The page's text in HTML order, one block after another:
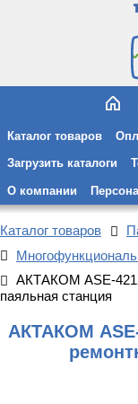
Каталог товаров
Загрузить каталоги
О компании
Каталог товаров
АКТАКОМ ASE-
паяльная станция
АКТАКОМ